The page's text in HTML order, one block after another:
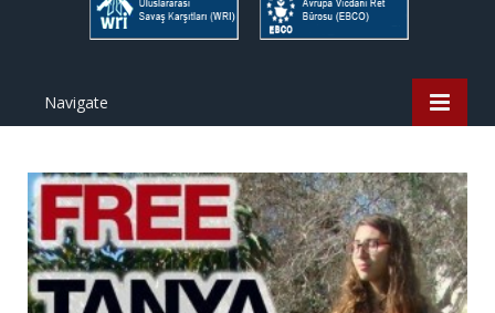
Navigate